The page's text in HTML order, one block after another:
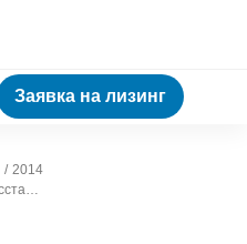
Заявка на лизинг
2014
«Сбербанк Лизинг» участвует в восстановлении автодорог Дальнего Востока